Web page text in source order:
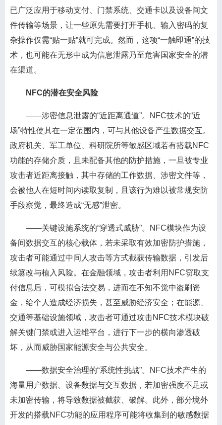
已广泛应用于移动支付、门禁系统、交通卡以及设备间文
件传输等场景，让一些原先需要打开手机、输入密码的复
杂操作仅需“贴一贴”就可完成。然而，这项“一触即通”的技
术，也可能在无形中成为信息泄露乃至危害国家安全的潜
在渠道。
NFC的潜在安全风险
——涉密信息泄露的“近距离通道”。NFC技术的“近
场”特性使其在一定范围内，可与其他设备产生数据交互。
政府机关、军工单位、科研院所等敏感区域若有搭载NFC
功能的存储介质，且未配备其他的防护措施，一旦被专业
攻击者近距离接触，其中存储的工作数据、涉密文件等，
会被他人在短时间内读取复制，且该行为难以被常规安防
手段察觉，最终造成“无感”泄密。
——关键设施系统的“穿透式威胁”。NFC模块作为设
备间数据交互的核心载体，若未采取有效加密防护措施，
攻击者可能通过中间人攻击等方式截获传输数据，引发后
续篡改与植入风险。在金融领域，攻击者利用NFC窃取支
付信息后，可模拟合法交易，进而在不知不觉中盗刷资
金，给个人造成经济损失，甚至威胁经济安全；在能源、
交通等基础设施领域，攻击者可通过攻击NFC技术模块破
解关键门禁或进入运维平台，进行下一步的横向渗透破
坏，从而威胁国家能源安全与公共安全。
——数据安全治理的“系统性挑战”。NFC技术产生的
海量用户数据、设备数据与交互数据，若加密强度不足或
未加密传输，将导致数据被截获、破解。此外，部分境外
开发的搭载NFC功能的应用程序可能将收集到的敏感数据